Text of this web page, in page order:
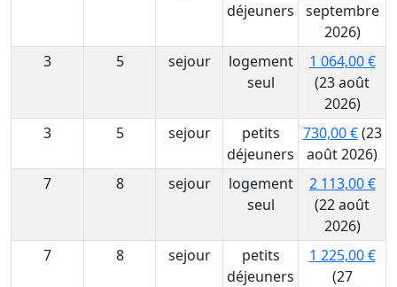
déjeuners
septembre
2026)
3
5 sejour
logement
seul
1 064,00 €
(23 août
2026)
3
5 sejour
petits
déjeuners
730,00 €(23
août 2026)
7
8 sejour
logement
seul
2 113,00 €
(22 août
2026)
7
8 sejour
petits
déjeuners
1 225,00 €
(27